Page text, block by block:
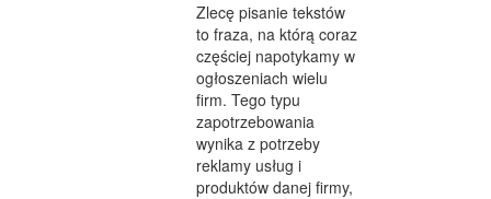
Zlecę pisanie tekstów
to fraza, na którą coraz
częściej napotykamy w
ogłoszeniach wielu
firm. Tego typu
zapotrzebowania
wynika z potrzeby
reklamy usług i
produktów danej firmy,